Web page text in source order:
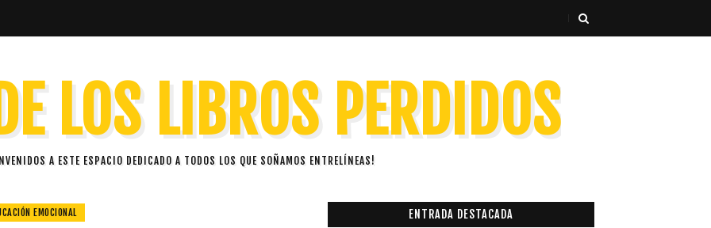
LOS LIBROS PERDIDOS
A ESTE ESPACIO DEDICADO A TODOS LOS QUE SOÑAMOS ENTRELÍNEAS!
EMOCIONAL ENTRADA DESTACADA